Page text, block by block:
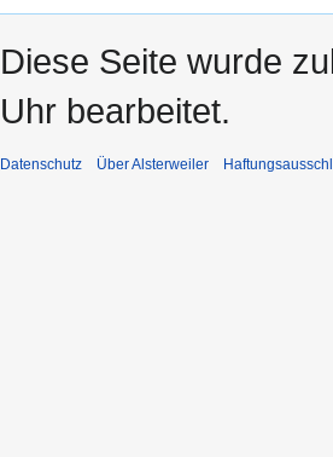
Diese Seite wurde
Uhr bearbeitet.
Datenschutz Über Alsterweiler